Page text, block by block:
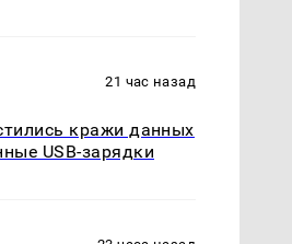
21 час назад
кражи данных
USB-зарядки